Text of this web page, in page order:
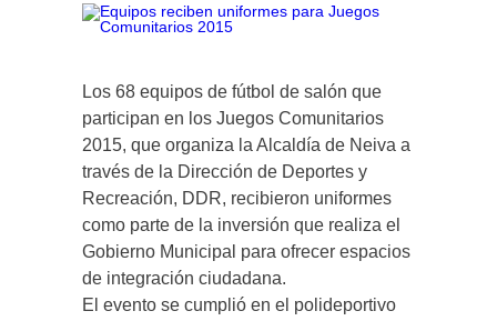
Los 68 equipos de fútbol de salón que
participan en los Juegos Comunitarios
2015, que organiza la Alcaldía de Neiva a
través de la Dirección de Deportes y
Recreación, DDR, recibieron uniformes
como parte de la inversión que realiza el
Gobierno Municipal para ofrecer espacios
de integración ciudadana.
El evento se cumplió en el polideportivo